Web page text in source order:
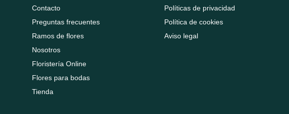
Contacto
Preguntas frecuentes
Ramos de flores
Nosotros
Floristería Online
Flores para bodas
Tienda
Políticas de privacidad
Política de cookies
Aviso legal